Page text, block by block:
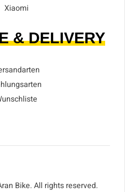
Xiaomi
& DELIVERY
Bike. All rights reserved.